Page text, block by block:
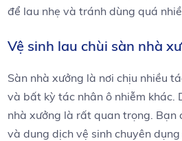
để lau nhẹ và tránh dùng quá
Vệ sinh lau chùi sàn nhà
Sàn nhà xưởng là nơi chịu nhiều
và bất kỳ tác nhân ô nhiễm khác.
nhà xưởng là rất quan trọng. Bạn
và dung dịch vệ sinh chuyên